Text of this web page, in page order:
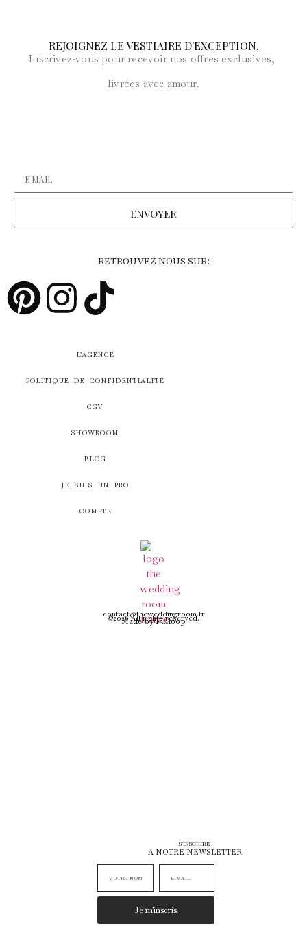
REJOIGNEZ LE VESTIAIRE D'EXCEPTION.
Inscrivez-vous pour recevoir nos offres exclusives,
livrées avec amour.
ENVOYER
RETROUVEZ NOUS SUR:
L’AGENCE
POLITIQUE DE CONFIDENTIALITÉ
CGV
SHOWROOM
BLOG
JE SUIS UN PRO
COMPTE
contact@theweddingroom.fr
©2026 All rights reserved.
Made by Fulloop
S'INSCRIRE
A NOTRE NEWSLETTER
Je m'inscris